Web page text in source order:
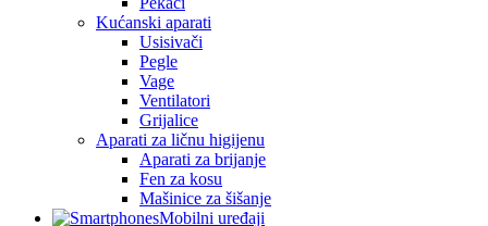
Kućanski aparati
Usisivači
Pegle
Vage
Ventilatori
Grijalice
Aparati za ličnu higijenu
Aparati za brijanje
Fen za kosu
Mašinice za šišanje
Mobilni uređaji